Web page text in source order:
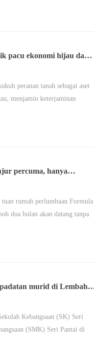
pacu ekonomi hijau dan
peranan tanah sebagai aset
menjamin keterjaminan
percuma, hanya
rumah perlumbaan Formula
dua bulan akan datang tanpa
murid di Lembah
Kebangsaan (SK) Seri
(SMK) Seri Pantai di